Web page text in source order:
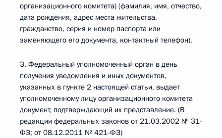
организационного комитета) (фамилия, имя, отчество,
дата рождения, адрес места жительства,
гражданство, серия и номер паспорта или
заменяющего его документа, контактный телефон).
3. Федеральный уполномоченный орган в день
получения уведомления и иных документов,
указанных в пункте 2 настоящей статьи, выдает
уполномоченному лицу организационного комитета
документ, подтверждающий их представление. (В
редакции федеральных законов от 21.03.2002 № 31-
ФЗ; от 08.12.2011 № 421-ФЗ)